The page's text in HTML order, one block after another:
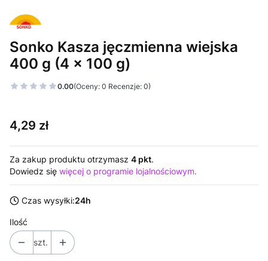
Sonko Kasza jęczmienna wiejska
400 g (4 x 100 g)
0.00(Oceny: 0 Recenzje: 0)
Cena
4,29 zł
Za zakup produktu otrzymasz 4 pkt.
Dowiedz się więcej o programie lojalnościowym.
Czas wysyłki:24h
Ilość
szt.